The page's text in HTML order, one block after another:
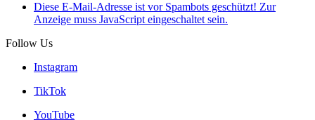
Diese E-Mail-Adresse ist vor Spambots geschützt! Zur
Anzeige muss JavaScript eingeschaltet sein.
Follow Us
Instagram
TikTok
YouTube